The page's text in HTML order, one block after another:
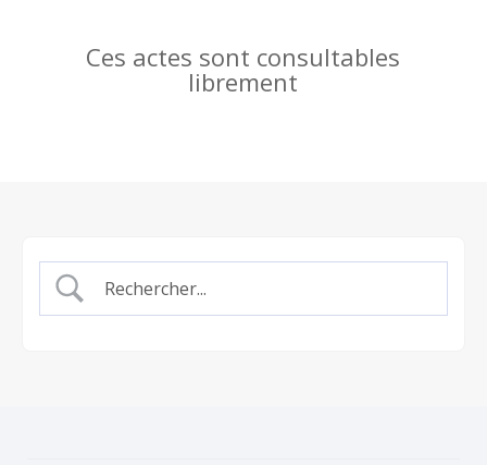
Ces actes sont consultables
librement